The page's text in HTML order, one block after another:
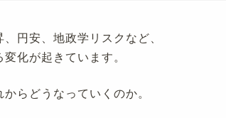
円安、地政学リスクなど、
化が起きています。
らどうなっていくのか。